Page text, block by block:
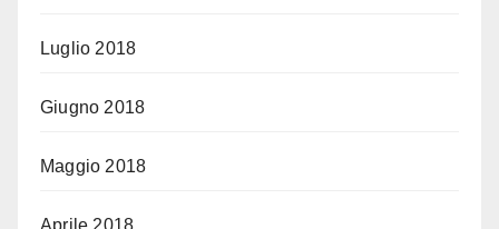
Luglio 2018
Giugno 2018
Maggio 2018
Aprile 2018